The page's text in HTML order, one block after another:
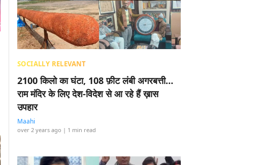
SOCIALLY RELEVANT
2100 किलो का घंटा, 108 फ़ीट लंबी अगरबत्ती…
राम मंदिर के लिए देश-विदेश से आ रहे हैं ख़ास
उपहार
Maahi
over 2 years ago | 1 min read